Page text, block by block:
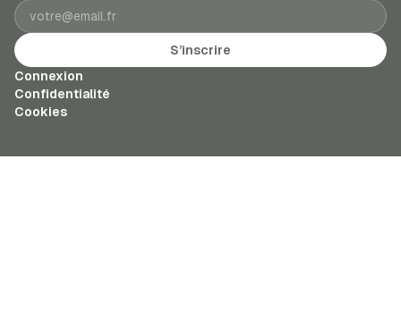
Adresse e-mail
S’inscrire
Connexion
Confidentialité
Cookies